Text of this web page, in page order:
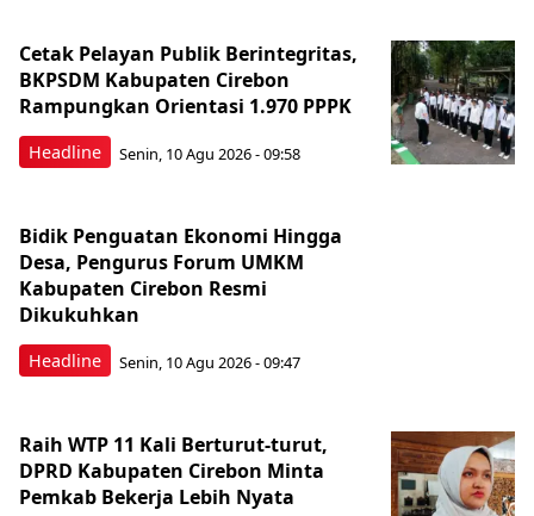
Headline
Cetak Pelayan Publik Berintegritas,
BKPSDM Kabupaten Cirebon
Rampungkan Orientasi 1.970 PPPK
Senin, 10 Agu 2026 - 09:58
Headline
Bidik Penguatan Ekonomi Hingga
Desa, Pengurus Forum UMKM
Kabupaten Cirebon Resmi
Dikukuhkan
Senin, 10 Agu 2026 - 09:47
Raih WTP 11 Kali Berturut-turut,
DPRD Kabupaten Cirebon Minta
Pemkab Bekerja Lebih Nyata